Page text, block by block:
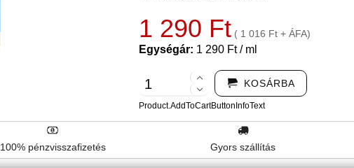
1 290 Ft ( 1 016 Ft + ÁFA)
Egységár: 1 290 Ft / ml
KOSÁRBA
Product.AddToCartButtonInfoText
100% pénzvisszafizetés Gyors szállítás